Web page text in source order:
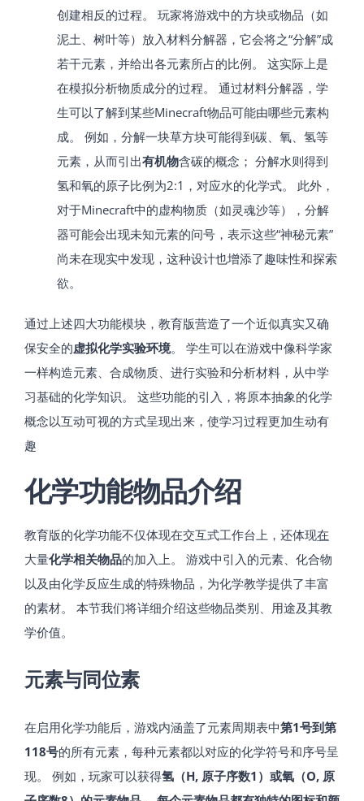
创建相反的过程。 玩家将游戏中的方块或物品（如
泥土、树叶等）放入材料分解器，它会将之“分解”成
若干元素，并给出各元素所占的比例。 这实际上是
在模拟分析物质成分的过程​。 通过材料分解器，学
生可以了解到某些Minecraft物品可能由哪些元素构
成。 例如，分解一块草方块可能得到碳、氧、氢等
元素，从而引出有机物含碳的概念； 分解水则得到
氢和氧的原子比例为2:1，对应水的化学式。 此外，
对于Minecraft中的虚构物质（如灵魂沙等），分解
器可能会出现未知元素的问号，表示这些“神秘元素”
尚未在现实中发现，这种设计也增添了趣味性和探索
欲。
通过上述四大功能模块，教育版营造了一个近似真实又确
保安全的虚拟化学实验环境。 学生可以在游戏中像科学家
一样构造元素、合成物质、进行实验和分析材料，从中学
习基础的化学知识。 这些功能的引入，将原本抽象的化学
概念以互动可视的方式呈现出来，使学习过程更加生动有
趣​
化学功能物品介绍
教育版的化学功能不仅体现在交互式工作台上，还体现在
大量化学相关物品的加入上。 游戏中引入的元素、化合物
以及由化学反应生成的特殊物品，为化学教学提供了丰富
的素材。 本节我们将详细介绍这些物品类别、用途及其教
学价值。
元素与同位素
在启用化学功能后，游戏内涵盖了元素周期表中第1号到第
118号的所有元素，每种元素都以对应的化学符号和序号呈
现​。 例如，玩家可以获得氢（H, 原子序数1）或氧（O, 原